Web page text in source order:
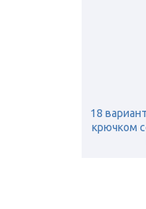
18
крючком